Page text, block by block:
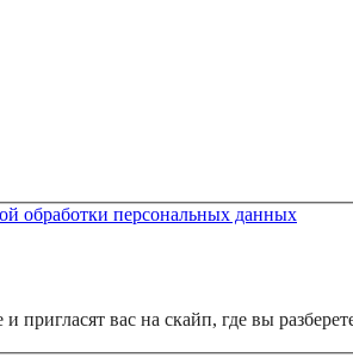
обработки персональных данных
вас на скайп, где вы